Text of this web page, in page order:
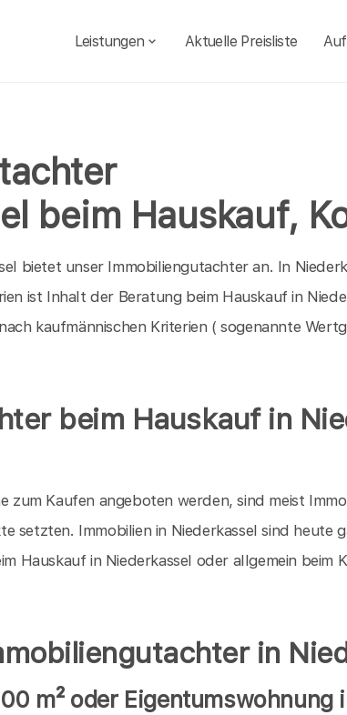
Leistungen Aktuelle Preisliste
beim Hauskauf,
bietet unser Immobiliengutachter an. In
ist Inhalt der Beratung beim Hauskauf in
kaufmännischen Kriterien ( sogenannte
beim Hauskauf in
zum Kaufen angeboten werden, sind meist
setzten. Immobilien in Niederkassel sind heute
Hauskauf in Niederkassel oder allgemein beim
in
m² oder Eigentumswohnung